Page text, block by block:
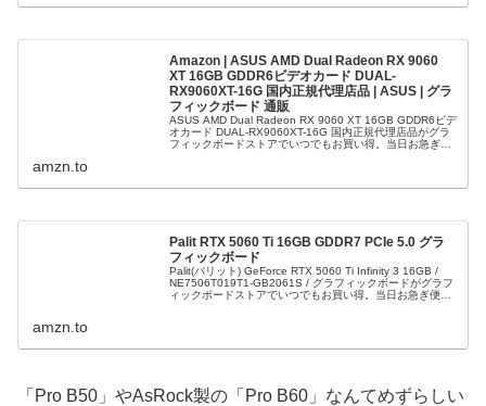
Amazon | ASUS AMD Dual Radeon RX 9060
XT 16GB GDDR6ビデオカード DUAL-
RX9060XT-16G 国内正規代理店品 | ASUS | グラ
フィックボード 通販
ASUS AMD Dual Radeon RX 9060 XT 16GB GDDR6ビデ
オカード DUAL-RX9060XT-16G 国内正規代理店品がグラ
フィックボードストアでいつでもお買い得。当日お急ぎ便
amzn.to
Palit RTX 5060 Ti 16GB GDDR7 PCIe 5.0 グラ
フィックボード
Palit(パリット) GeForce RTX 5060 Ti Infinity 3 16GB /
NE7506T019T1-GB2061S / グラフィックボードがグラフ
ィックボードストアでいつでもお買い得。当日お急ぎ便対
amzn.to
「Pro B50」やAsRock製の「Pro B60」なんてめずらしい